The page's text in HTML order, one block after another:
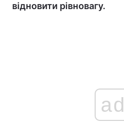
відновити рівновагу.
ad